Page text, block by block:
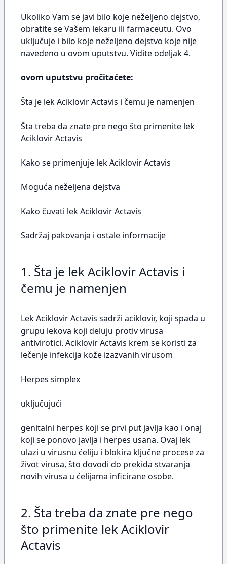
Ukoliko Vam se javi bilo koje neželjeno dejstvo,
obratite se Vašem lekaru ili farmaceutu. Ovo
uključuje i bilo koje neželjeno dejstvo koje nije
navedeno u ovom uputstvu. Vidite odeljak 4.
ovom uputstvu pročitaćete:
Šta je lek Aciklovir Actavis i čemu je namenjen
Šta treba da znate pre nego što primenite lek
Aciklovir Actavis
Kako se primenjuje lek Aciklovir Actavis
Moguća neželjena dejstva
Kako čuvati lek Aciklovir Actavis
Sadržaj pakovanja i ostale informacije
1. Šta je lek Aciklovir Actavis i
čemu je namenjen
Lek Aciklovir Actavis sadrži aciklovir, koji spada u
grupu lekova koji deluju protiv virusa
antivirotici. Aciklovir Actavis krem se koristi za
lečenje infekcija kože izazvanih virusom
Herpes simplex
uključujući
genitalni herpes koji se prvi put javlja kao i onaj
koji se ponovo javlja i herpes usana. Ovaj lek
ulazi u virusnu ćeliju i blokira ključne procese za
život virusa, što dovodi do prekida stvaranja
novih virusa u ćelijama inficirane osobe.
2. Šta treba da znate pre nego
što primenite lek Aciklovir
Actavis